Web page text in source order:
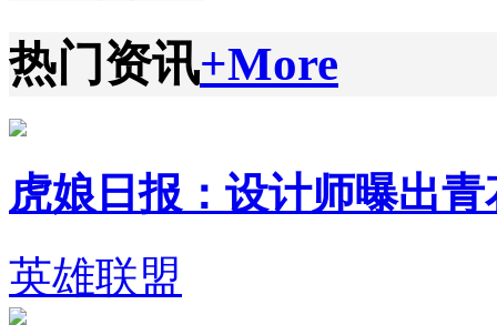
热门资讯+More
虎娘日报：设计师曝出
英雄联盟